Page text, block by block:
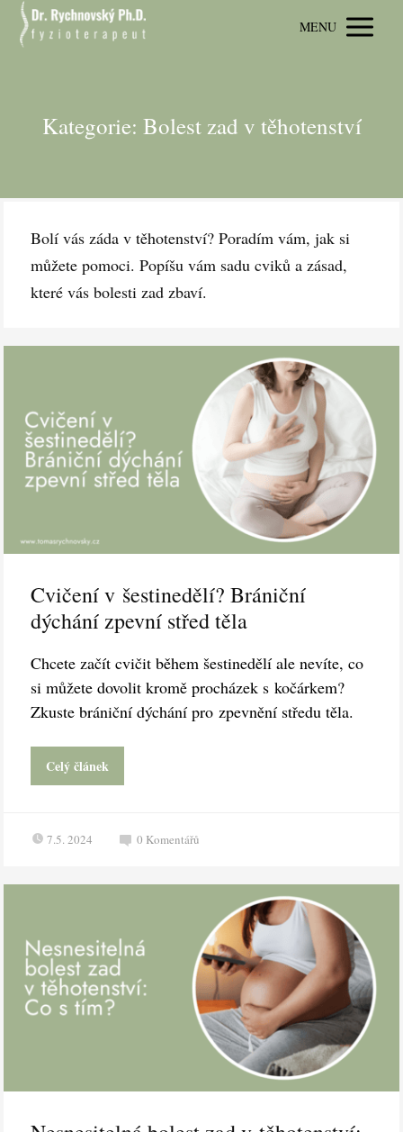
MENU
Kategorie: Bolest zad v těhotenství
Bolí vás záda v těhotenství? Poradím vám, jak si
můžete pomoci. Popíšu vám sadu cviků a zásad,
které vás bolesti zad zbaví.
Cvičení v šestinedělí? Brániční
dýchání zpevní střed těla
Chcete začít cvičit během šestinedělí ale nevíte, co
si můžete dovolit kromě procházek s kočárkem?
Zkuste brániční dýchání pro zpevnění středu těla.
Celý článek
7.5. 2024 0 Komentářů